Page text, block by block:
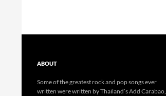
ABOUT
Some of the greatest rock and pop songs ever
written were written by Thailand’s Add Carabao,